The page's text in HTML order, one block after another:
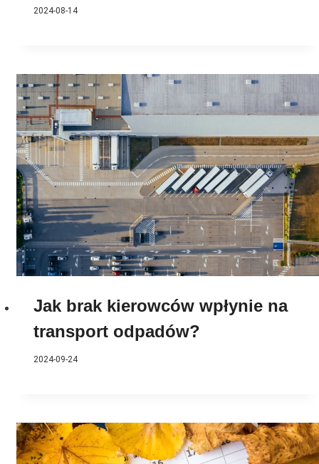
2024-08-14
Jak brak kierowców wpłynie na
transport odpadów?
2024-09-24